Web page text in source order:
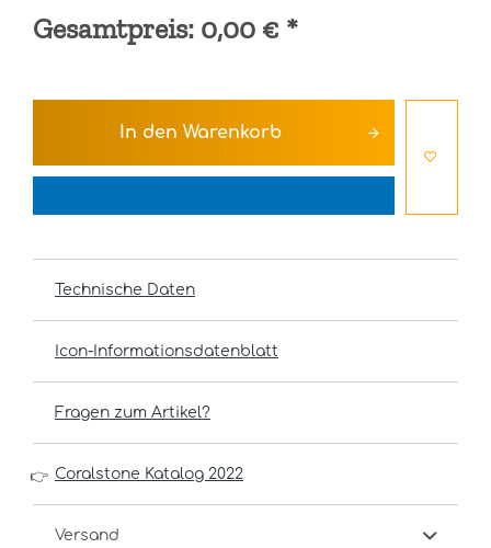
Gesamtpreis: 0,00 € *
In den Warenkorb
Technische Daten
Icon-Informationsdatenblatt
Fragen zum Artikel?
👉 Coralstone Katalog 2022
Versand